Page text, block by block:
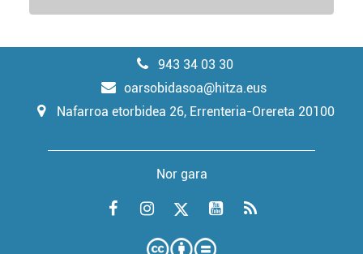
943 34 03 30
oarsobidasoa@hitza.eus
Nafarroa etorbidea 26, Errenteria-Orereta 20100
Nor gara